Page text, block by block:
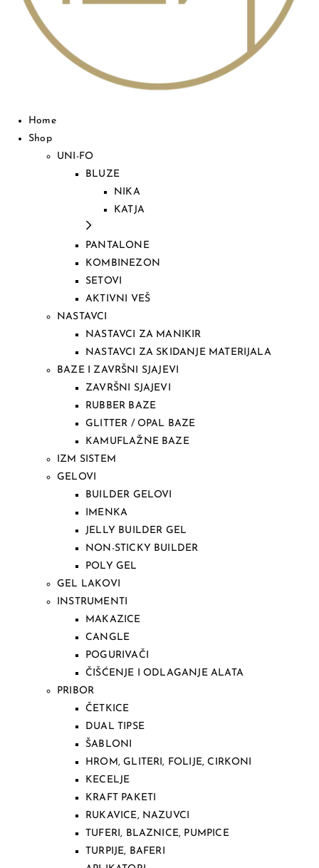
Home
Shop
UNI-FO
BLUZE
NIKA
KATJA
PANTALONE
KOMBINEZON
SETOVI
AKTIVNI VEŠ
NASTAVCI
NASTAVCI ZA MANIKIR
NASTAVCI ZA SKIDANJE MATERIJALA
BAZE I ZAVRŠNI SJAJEVI
ZAVRŠNI SJAJEVI
RUBBER BAZE
GLITTER / OPAL BAZE
KAMUFLAŽNE BAZE
IZM SISTEM
GELOVI
BUILDER GELOVI
IMENKA
JELLY BUILDER GEL
NON-STICKY BUILDER
POLY GEL
GEL LAKOVI
INSTRUMENTI
MAKAZICE
CANGLE
POGURIVAČI
ČIŠĆENJE I ODLAGANJE ALATA
PRIBOR
ČETKICE
DUAL TIPSE
ŠABLONI
HROM, GLITERI, FOLIJE, CIRKONI
KECELJE
KRAFT PAKETI
RUKAVICE, NAZUVCI
TUFERI, BLAZNICE, PUMPICE
TURPIJE, BAFERI